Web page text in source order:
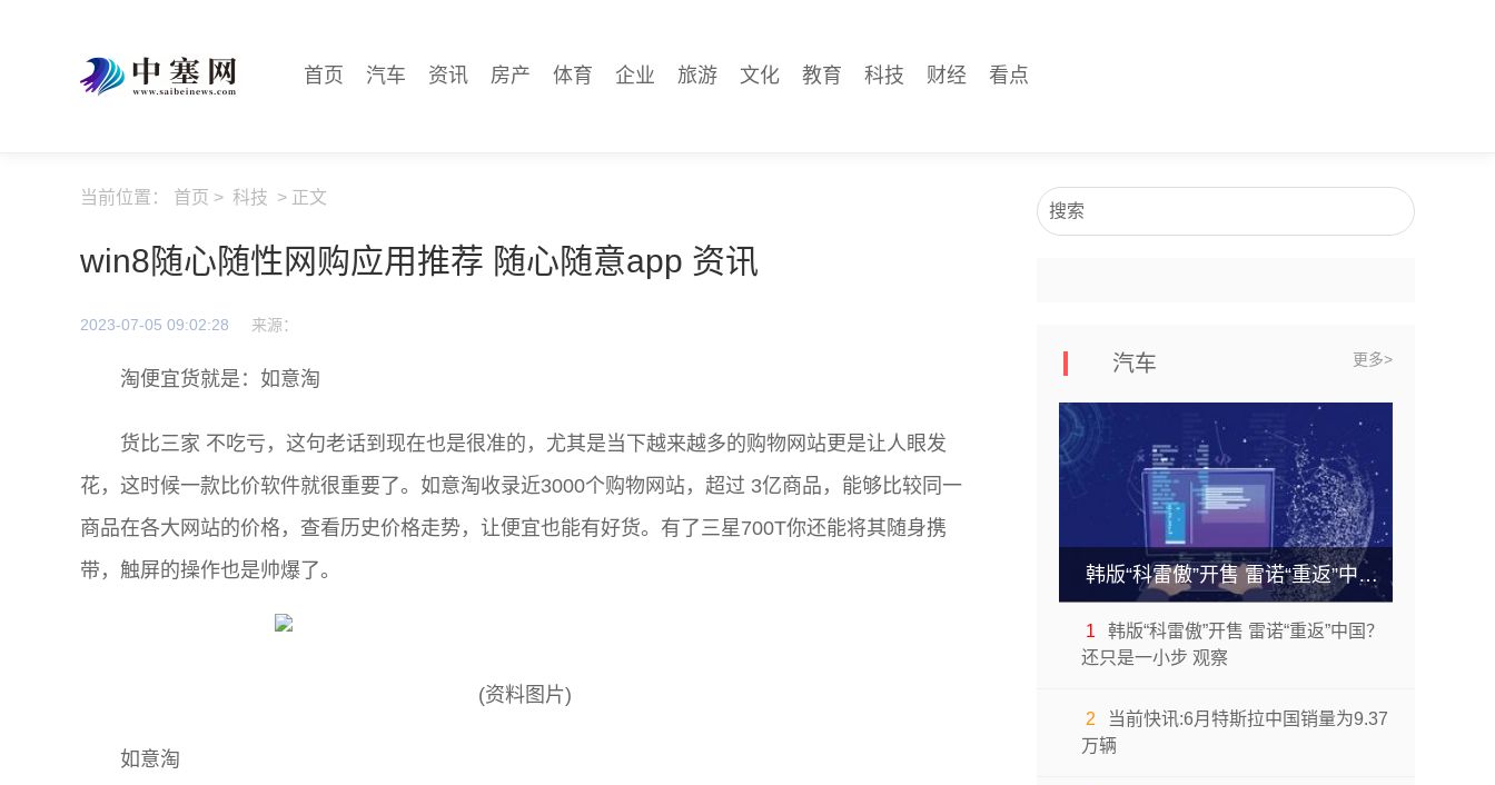
首页 汽车 资讯 房产 体育 企业 旅游 文化 教育 科技 财经 看点
当前位置： 首页 > 科技 > 正文
win8随心随性网购应用推荐 随心随意app 资讯
2023-07-05 09:02:28 来源：
淘便宜货就是：如意淘
货比三家 不吃亏，这句老话到现在也是很准的，尤其是当下越来越多的购物网站更是让人眼发
花，这时候一款比价软件就很重要了。如意淘收录近3000个购物网站，超过 3亿商品，能够比较同一
商品在各大网站的价格，查看历史价格走势，让便宜也能有好货。有了三星700T你还能将其随身携
带，触屏的操作也是帅爆了。
(资料图片)
如意淘
搜索
汽车 更多>
韩版“科雷傲”开售 雷诺“重返”中国？还只是一小步 观察
1
韩版“科雷傲”开售 雷诺“重返”中国？
还只是一小步 观察
2
当前快讯:6月特斯拉中国销量为9.37
万辆